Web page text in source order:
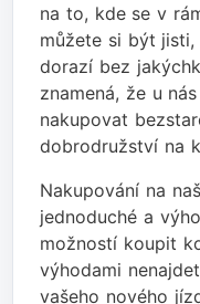
na to, kde se v
můžete si být
dorazí bez
znamená, že u
nakupovat
dobrodružství na
Nakupování na
jednoduché a
možností koupit
výhodami
vašeho nového